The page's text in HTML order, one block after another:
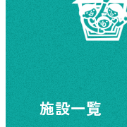
施設一覧